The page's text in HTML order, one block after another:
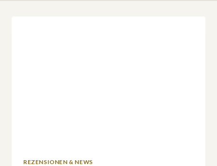
REZENSIONEN & NEWS